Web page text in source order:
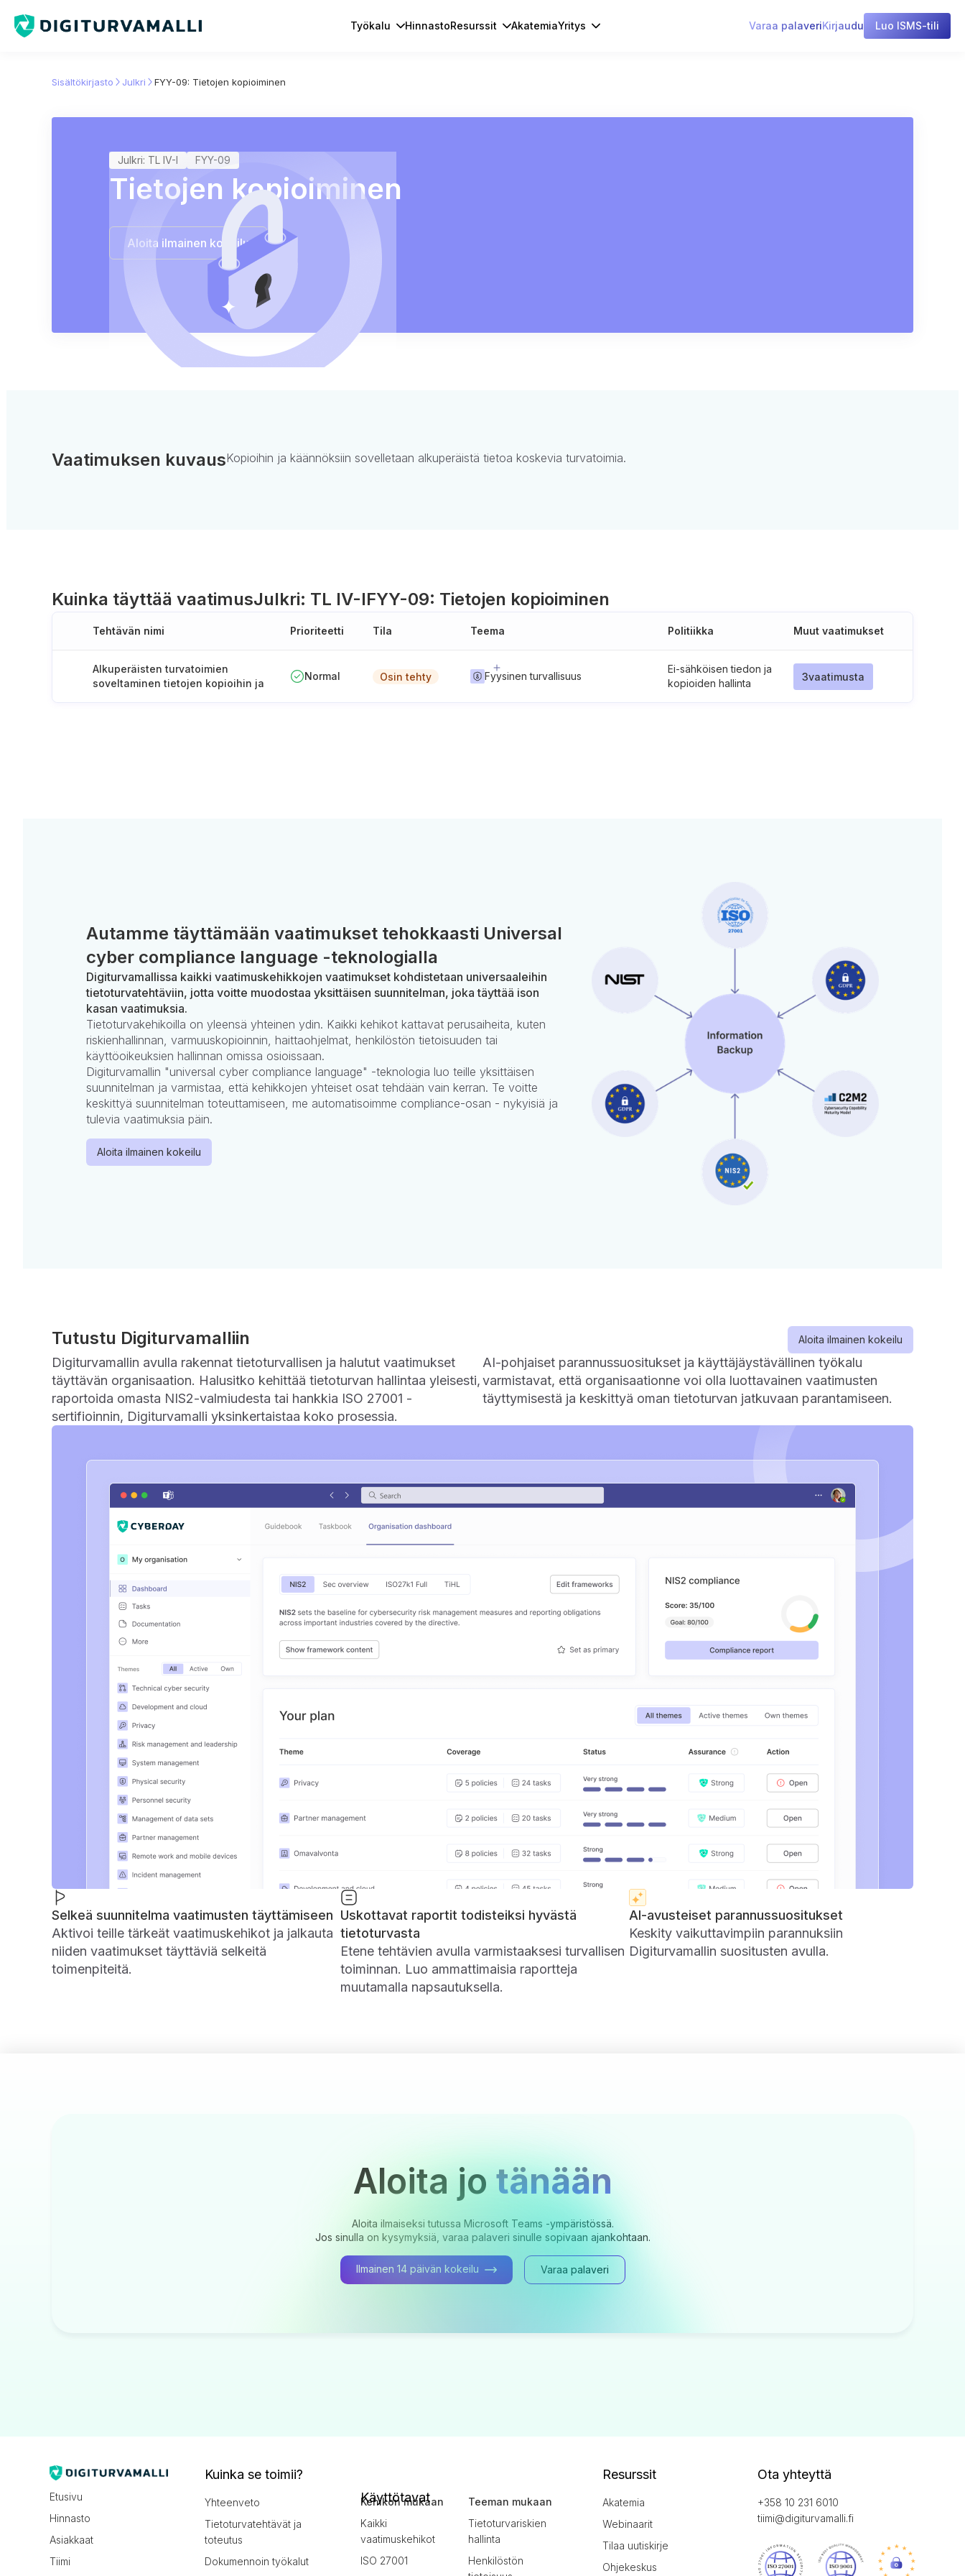
Työkalu HinnastoResurssit AkatemiaYritys Varaa palaveriKirjaudu Luo ISMS-tili
Sisältökirjasto Julkri FYY-09: Tietojen kopioiminen
Julkri: TL IV-I FYY-09
Tietojen kopioiminen
Aloita ilmainen kokeilu
Vaatimuksen kuvausKopioihin ja käännöksiin sovelletaan alkuperäistä tietoa koskevia turvatoimia.
Kuinka täyttää vaatimusJulkri: TL IV-IFYY-09: Tietojen kopioiminen
Tehtävän nimi Prioriteetti Tila Teema Politiikka Muut vaatimukset
Alkuperäisten turvatoimien
soveltaminen tietojen kopioihin ja
Normal Osin tehty Fyysinen turvallisuus
Ei-sähköisen tiedon ja
kopioiden hallinta
3vaatimusta
Autamme täyttämään vaatimukset tehokkaasti Universal
cyber compliance language -teknologialla
Digiturvamallissa kaikki vaatimuskehikkojen vaatimukset kohdistetaan universaaleihin
tietoturvatehtäviin, jotta voitte muodostaa yksittäisen suunnitelman, joka täyttää ison
kasan vaatimuksia.
Tietoturvakehikoilla on yleensä yhteinen ydin. Kaikki kehikot kattavat perusaiheita, kuten
riskienhallinnan, varmuuskopioinnin, haittaohjelmat, henkilöstön tietoisuuden tai
käyttöoikeuksien hallinnan omissa osioissaan.
Digiturvamallin "universal cyber compliance language" -teknologia luo teille yksittäisen
suunnitelman ja varmistaa, että kehikkojen yhteiset osat tehdään vain kerran. Te voitte
keskittyä suunnitelman toteuttamiseen, me automatisoimme compliance-osan - nykyisiä ja
tulevia vaatimuksia päin.
Aloita ilmainen kokeilu
Tutustu Digiturvamalliin Aloita ilmainen kokeilu
Digiturvamallin avulla rakennat tietoturvallisen ja halutut vaatimukset
täyttävän organisaation. Halusitko kehittää tietoturvan hallintaa yleisesti,
raportoida omasta NIS2-valmiudesta tai hankkia ISO 27001 -
sertifioinnin, Digiturvamalli yksinkertaistaa koko prosessia.
AI-pohjaiset parannussuositukset ja käyttäjäystävällinen työkalu
varmistavat, että organisaationne voi olla luottavainen vaatimusten
täyttymisestä ja keskittyä oman tietoturvan jatkuvaan parantamiseen.
Selkeä suunnitelma vaatimusten täyttämiseen
Aktivoi teille tärkeät vaatimuskehikot ja jalkauta
niiden vaatimukset täyttäviä selkeitä
toimenpiteitä.
Uskottavat raportit todisteiksi hyvästä
tietoturvasta
Etene tehtävien avulla varmistaaksesi turvallisen
toiminnan. Luo ammattimaisia ​​raportteja
muutamalla napsautuksella.
AI-avusteiset parannussuositukset
Keskity vaikuttavimpiin parannuksiin
Digiturvamallin suositusten avulla.
Aloita jotänään
Aloita ilmaiseksi tutussa Microsoft Teams -ympäristössä.
Jos sinulla on kysymyksiä, varaa palaveri sinulle sopivaan ajankohtaan.
Ilmainen 14 päivän kokeilu Varaa palaveri
Etusivu
Hinnasto
Asiakkaat
Tiimi
Kuinka se toimii?
Yhteenveto
Tietoturvatehtävät ja
toteutus
Dokumennoin työkalut
Käyttötavat
Kehikon mukaan
Kaikki
vaatimuskehikot
ISO 27001
Teeman mukaan
Tietoturvariskien
hallinta
Henkilöstön
Resurssit
Akatemia
Webinaarit
Tilaa uutiskirje
Ohjekeskus
Ota yhteyttä
+358 10 231 6010
tiimi@digiturvamalli.fi